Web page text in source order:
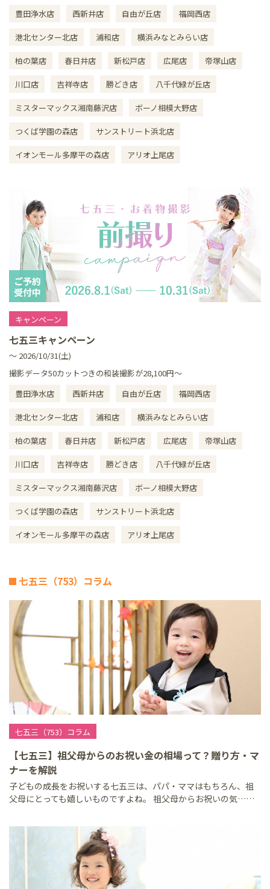
豊田浄水店
西新井店 自由が丘店 福岡西店
港北センター北店 浦和店 横浜みなとみらい店
柏の葉店 春日井店 新松戸店 広尾店 帝塚山店
川口店 吉祥寺店 勝どき店 八千代緑が丘店
ミスターマックス湘南藤沢店 ボーノ相模大野店
つくば学園の森店 サンストリート浜北店
イオンモール多摩平の森店 アリオ上尾店
キャンペーン
七五三キャンペーン
～ 2026/10/31(土)
撮影データ50カットつきの和装撮影が28,100円～
豊田浄水店
西新井店 自由が丘店 福岡西店
港北センター北店 浦和店 横浜みなとみらい店
柏の葉店 春日井店 新松戸店 広尾店 帝塚山店
川口店 吉祥寺店 勝どき店 八千代緑が丘店
ミスターマックス湘南藤沢店 ボーノ相模大野店
つくば学園の森店 サンストリート浜北店
イオンモール多摩平の森店 アリオ上尾店
七五三（753）コラム
七五三（753）コラム
【七五三】祖父母からのお祝い金の相場って？贈り方・マ
ナーを解説
子どもの成長をお祝いする七五三は、パパ・ママはもちろん、祖
父母にとっても嬉しいものですよね。 祖父母からお祝いの気……